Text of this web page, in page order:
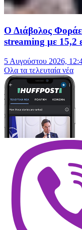
Ο Διάβολος
streaming με 15,2
5 Αυγούστου 2026,
Oλα τα τελευταία νέα